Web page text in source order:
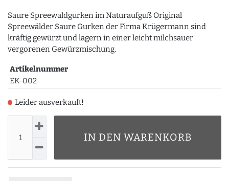
Saure Spreewaldgurken im Naturaufguß Original
Spreewälder Saure Gurken der Firma Krügermann sind
kräftig gewürzt und lagern in einer leicht milchsauer
vergorenen Gewürzmischung.
Artikelnummer
EK-002
Leider ausverkauft!
IN DEN WARENKORB